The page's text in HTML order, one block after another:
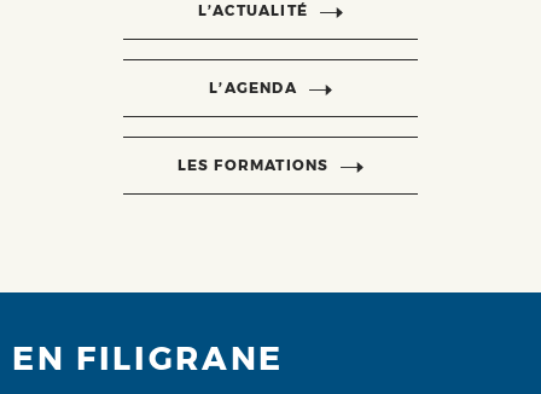
L’ACTUALITÉ
L’AGENDA
LES FORMATIONS
EN FILIGRANE